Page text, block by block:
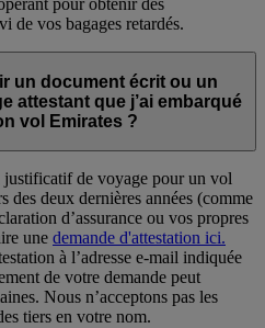
pour obtenir des
de vos bagages retardés.
un document écrit ou un
attestant que j’ai embarqué
vol Emirates ?
justificatif de voyage pour un vol
des deux dernières années (comme
d’assurance ou vos propres
une demande d'attestation ici.
à l’adresse e-mail indiquée
de votre demande peut
Nous n’acceptons pas les
tiers en votre nom.